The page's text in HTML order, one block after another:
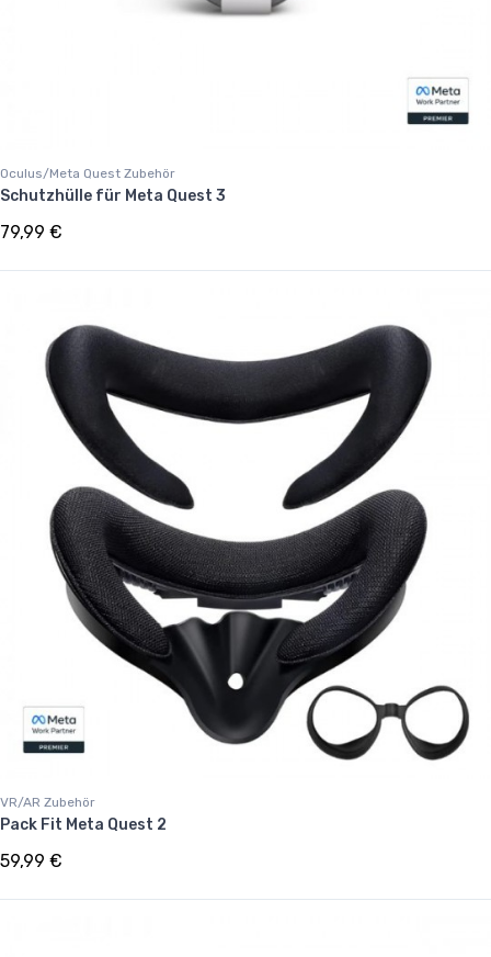
Oculus/Meta Quest Zubehör
Schutzhülle für Meta Quest 3
79,99 €
VR/AR Zubehör
Pack Fit Meta Quest 2
59,99 €